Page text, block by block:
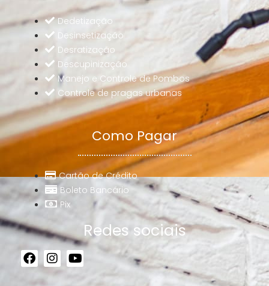
Dedetização
Desinsetização
Desratização
Descupinização
Manejo e Controle de Pombos
Controle de pragas urbanas
Como Pagar
Cartão de Crédito
Boleto Bancário
Pix
Redes sociais